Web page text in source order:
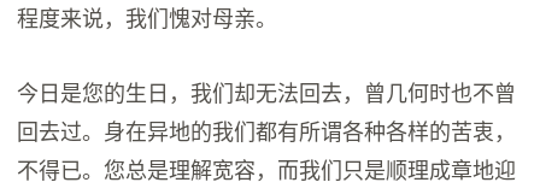
程度来说，我们愧对母亲。
今日是您的生日，我们却无法回去，曾几何时也不曾
回去过。身在异地的我们都有所谓各种各样的苦衷，
不得已。您总是理解宽容，而我们只是顺理成章地迎